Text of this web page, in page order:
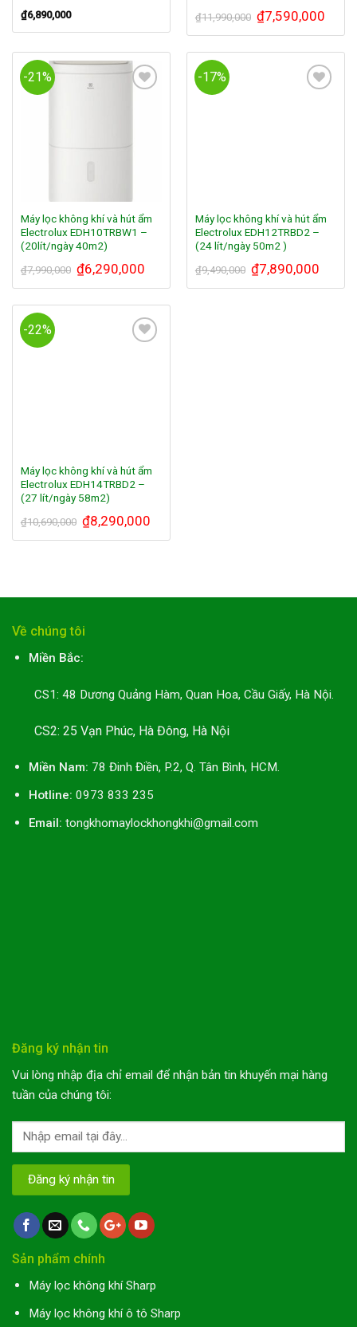
₫6,890,000 ₫11,990,000 ₫7,590,000
-21%
Máy lọc không khí và hút ẩm
Electrolux EDH10TRBW1 –
(20lít/ngày 40m2)
₫7,990,000 ₫6,290,000
-17%
Máy lọc không khí và hút ẩm
Electrolux EDH12TRBD2 –
(24 lít/ngày 50m2 )
₫9,490,000 ₫7,890,000
-22%
Máy lọc không khí và hút ẩm
Electrolux EDH14TRBD2 –
(27 lít/ngày 58m2)
₫10,690,000 ₫8,290,000
Về chúng tôi
Miền Bắc:
CS1: 48 Dương Quảng Hàm, Quan Hoa, Cầu Giấy, Hà Nội.
CS2: 25 Vạn Phúc, Hà Đông, Hà Nội
Miền Nam: 78 Đinh Điền, P.2, Q. Tân Bình, HCM.
Hotline: 0973 833 235
Email: tongkhomaylockhongkhi@gmail.com
Đăng ký nhận tin
Vui lòng nhập địa chỉ email để nhận bản tin khuyến mại hàng
tuần của chúng tôi:
Sản phẩm chính
Máy lọc không khí Sharp
Máy lọc không khí ô tô Sharp